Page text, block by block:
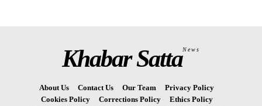
Khabar SattaNews
About Us Contact Us Our Team
Privacy Policy
Cookies Policy
Corrections Policy
Ethics Policy